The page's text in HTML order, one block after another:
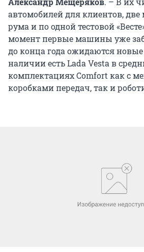
автомобилей для клиентов,
рума и по одной тестовой
момент первые машины уже
до конца года ожидаются
наличии есть Lada Vesta в
комплектациях Comfort как с
коробками передач, так и